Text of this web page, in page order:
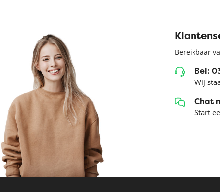
Bereikbaar
Bel:
Wij
Chat
Start